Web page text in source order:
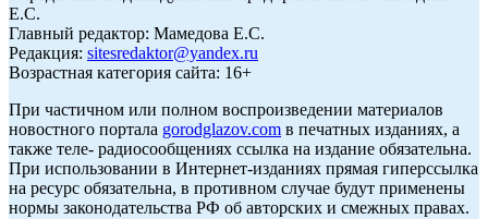
Е.С.
Главный редактор: Мамедова Е.С.
Редакция: sitesredaktor@yandex.ru
Возрастная категория сайта: 16+
При частичном или полном воспроизведении материалов
новостного портала gorodglazov.com в печатных изданиях, а
также теле- радиосообщениях ссылка на издание обязательна.
При использовании в Интернет-изданиях прямая гиперссылка
на ресурс обязательна, в противном случае будут применены
нормы законодательства РФ об авторских и смежных правах.